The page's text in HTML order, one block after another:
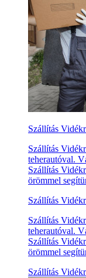
Szállítás
Szállítás
teherautóval.
Szállítás
örömmel
Szállítás
Szállítás
teherautóval.
Szállítás
örömmel
Szállítás